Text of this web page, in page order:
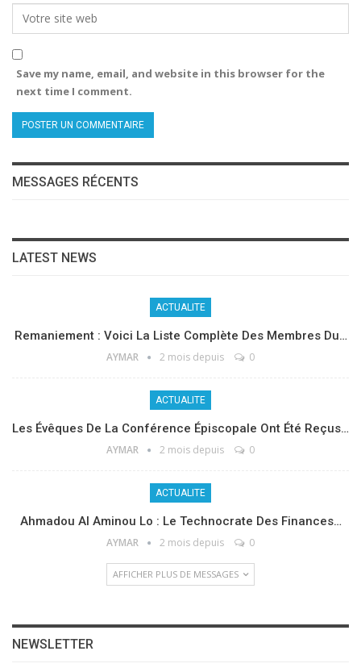
Save my name, email, and website in this browser for the
next time I comment.
MESSAGES RÉCENTS
LATEST NEWS
ACTUALITE
Remaniement : Voici La Liste Complète Des Membres Du…
AYMAR 2 mois depuis 0
ACTUALITE
Les Évêques De La Conférence Épiscopale Ont Été Reçus…
AYMAR 2 mois depuis 0
ACTUALITE
Ahmadou Al Aminou Lo : Le Technocrate Des Finances…
AYMAR 2 mois depuis 0
AFFICHER PLUS DE MESSAGES
NEWSLETTER